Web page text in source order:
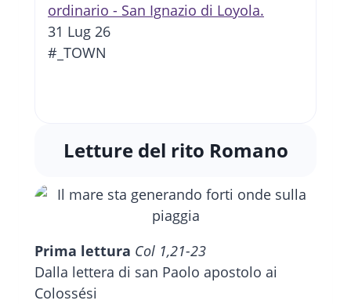
ordinario - San Ignazio di Loyola.
31 Lug 26
#_TOWN
Letture del rito Romano
Prima lettura Col 1,21-23
Dalla lettera di san Paolo apostolo ai
Colossési